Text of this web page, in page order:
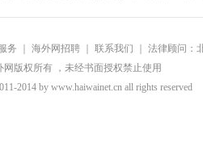
务 海外网招聘 联系我们
法律顾问：
网版权所有 ，未经书面授权禁止使用
2014 by www.haiwainet.cn all rights reserved